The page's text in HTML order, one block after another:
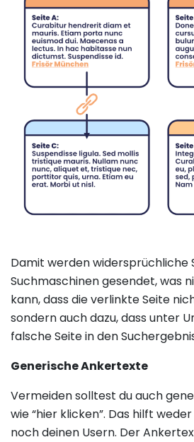
Damit werden widersprüchliche
Suchmaschinen gesendet, was
kann, dass die verlinkte Seite
sondern auch dazu, dass unter
falsche Seite in den
Generische Ankertexte
Vermeiden solltest du auch
wie “hier klicken”. Das hilft
noch deinen Usern. Der